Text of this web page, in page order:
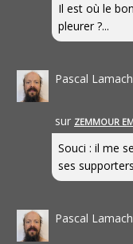
Il est où le
pleurer ?...
Pascal
sur ZEMMOUR
Souci : il me
ses
Pascal